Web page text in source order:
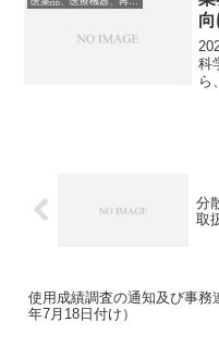
申
科
ら
分
取
使用成績調査の通知及び事務
年7月18日付け）